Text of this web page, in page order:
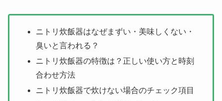
ニトリ炊飯器はなぜまずい・美味しくない・
臭いと言われる？
ニトリ炊飯器の特徴は？正しい使い方と時刻
合わせ方法
ニトリ炊飯器で炊けない場合のチェック項目